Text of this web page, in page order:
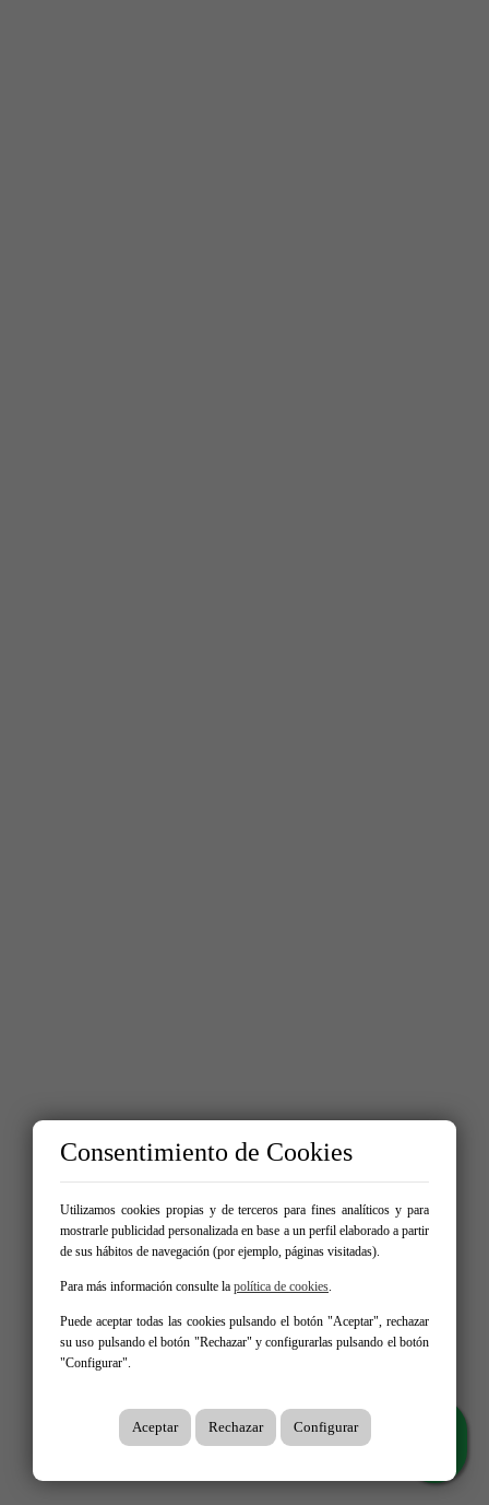
Consentimiento de Cookies
Utilizamos cookies propias y de terceros para fines analíticos y para
mostrarle publicidad personalizada en base a un perfil elaborado a partir
de sus hábitos de navegación (por ejemplo, páginas visitadas).
Para más información consulte la política de cookies.
Puede aceptar todas las cookies pulsando el botón "Aceptar", rechazar
su uso pulsando el botón "Rechazar" y configurarlas pulsando el botón
"Configurar".
Aceptar Rechazar Configurar